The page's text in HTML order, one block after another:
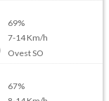
69%
7-14Km/h
Ovest SO
67%